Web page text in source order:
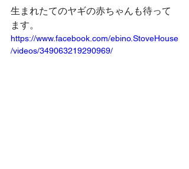
生まれたてのヤギの赤ちゃんも待って
ます。
https://www.facebook.com/ebino.StoveHouse
/videos/349063219290969/